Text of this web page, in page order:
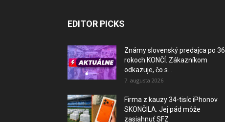
EDITOR PICKS
Známy slovenský predajca po 36
rokoch KONČÍ. Zákazníkom
odkazuje, čo s...
7. augusta 2026
Firma z kauzy 34-tisíc iPhonov
SKONČILA. Jej pád môže
zasiahnuť SFZ